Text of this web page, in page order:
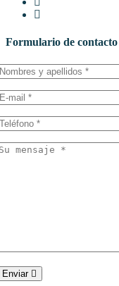
Formulario de contacto
Enviar